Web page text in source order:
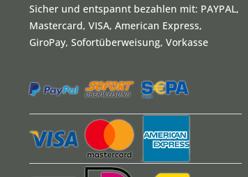
Sicher und entspannt bezahlen mit: PAYPAL,
Mastercard, VISA, American Express,
GiroPay, Sofortüberweisung, Vorkasse